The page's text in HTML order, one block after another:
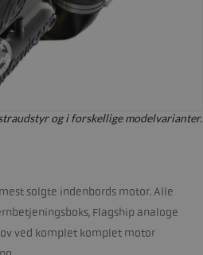
og i forskellige modelvarianter.
solgte indenbords motor. Alle
Flagship analoge
ved komplet komplet motor